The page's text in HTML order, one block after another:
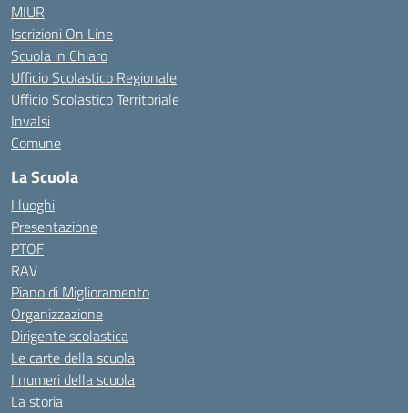
MIUR
Iscrizioni On Line
Scuola in Chiaro
Ufficio Scolastico Regionale
Ufficio Scolastico Territoriale
Invalsi
Comune
La Scuola
I luoghi
Presentazione
PTOF
RAV
Piano di Miglioramento
Organizzazione
Dirigente scolastica
Le carte della scuola
I numeri della scuola
La storia